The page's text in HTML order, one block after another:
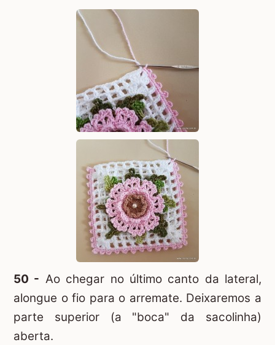
50 - Ao chegar no último canto da lateral,
alongue o fio para o arremate. Deixaremos a
parte superior (a "boca" da sacolinha)
aberta.